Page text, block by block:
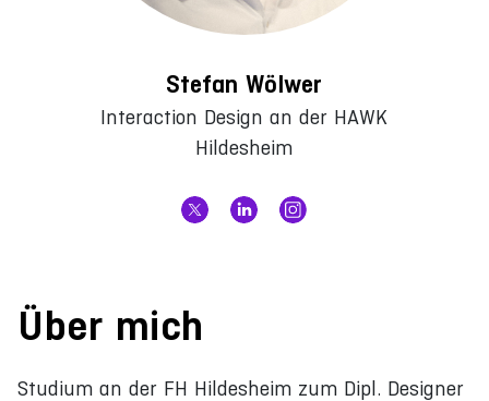
Stefan Wölwer
Interaction Design an der HAWK
Hildesheim
Über mich
Studium an der FH Hildesheim zum Dipl. Designer